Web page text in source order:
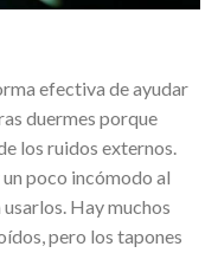
efectiva de ayudar
duermes porque
los ruidos externos.
poco incómodo al
Hay muchos
pero los tapones